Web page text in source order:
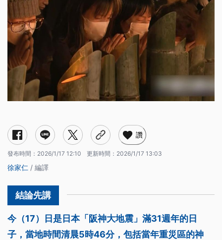
讚
發布時間： 2026/1/17 12:10 更新時間： 2026/1/17 13:03
徐家仁 / 編譯
今（17）日是日本「阪神大地震」滿31週年的日
子，當地時間清晨5時46分，包括當年重災區的神